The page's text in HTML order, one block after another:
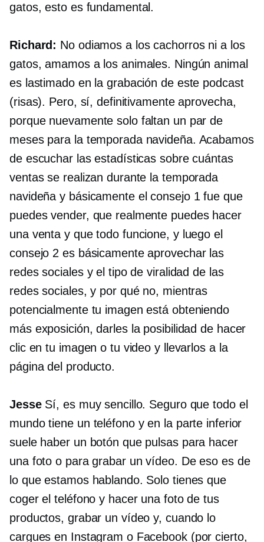
gatos, esto es fundamental.
Richard: No odiamos a los cachorros ni a los
gatos, amamos a los animales. Ningún animal
es lastimado en la grabación de este podcast
(risas). Pero, sí, definitivamente aprovecha,
porque nuevamente solo faltan un par de
meses para la temporada navideña. Acabamos
de escuchar las estadísticas sobre cuántas
ventas se realizan durante la temporada
navideña y básicamente el consejo 1 fue que
puedes vender, que realmente puedes hacer
una venta y que todo funcione, y luego el
consejo 2 es básicamente aprovechar las
redes sociales y el tipo de viralidad de las
redes sociales, y por qué no, mientras
potencialmente tu imagen está obteniendo
más exposición, darles la posibilidad de hacer
clic en tu imagen o tu video y llevarlos a la
página del producto.
JesseSí, es muy sencillo. Seguro que todo el
mundo tiene un teléfono y en la parte inferior
suele haber un botón que pulsas para hacer
una foto o para grabar un vídeo. De eso es de
lo que estamos hablando. Solo tienes que
coger el teléfono y hacer una foto de tus
productos, grabar un vídeo y, cuando lo
cargues en Instagram o Facebook (por cierto,